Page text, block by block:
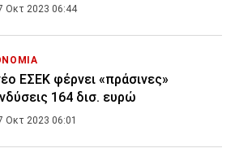
Οκτ 2023 06:44
ΕΣΕΚ φέρνει «πράσινες»
164 δισ. ευρώ
Οκτ 2023 06:01